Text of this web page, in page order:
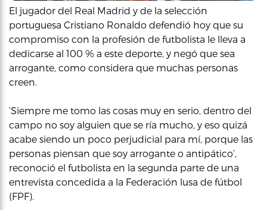
El jugador del Real Madrid y de la selección
portuguesa Cristiano Ronaldo defendió hoy que su
compromiso con la profesión de futbolista le lleva a
dedicarse al 100 % a este deporte, y negó que sea
arrogante, como considera que muchas personas
creen.
‘Siempre me tomo las cosas muy en serio, dentro del
campo no soy alguien que se ría mucho, y eso quizá
acabe siendo un poco perjudicial para mí, porque las
personas piensan que soy arrogante o antipático’,
reconoció el futbolista en la segunda parte de una
entrevista concedida a la Federación lusa de fútbol
(FPF).